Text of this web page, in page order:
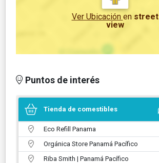
Ver Ubicación en street
view
Puntos de interés
Tienda de comestibles
Eco Refill Panama
Orgánica Store Panamá Pacífico
Riba Smith | Panamá Pacífico